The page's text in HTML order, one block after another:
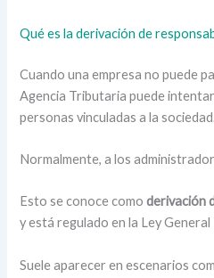
Qué es la derivación de
Cuando una empresa no puede
Agencia Tributaria puede
personas vinculadas a la
Normalmente, a los
Esto se conoce comoderivación
y está regulado en la Ley
Suele aparecer en escenarios